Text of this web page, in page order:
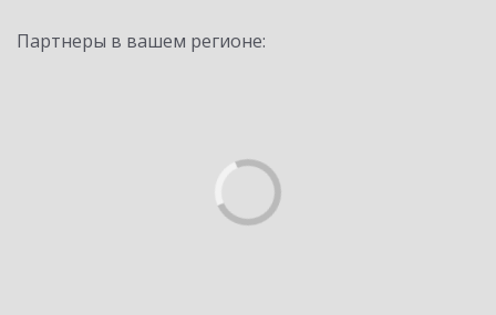
Партнеры в вашем регионе: